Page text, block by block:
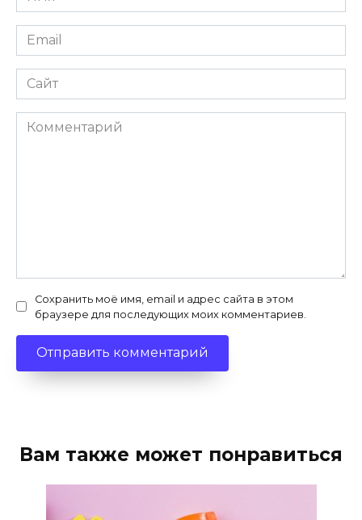
Email
Сайт
Комментарий
Сохранить моё имя, email и адрес сайта в этом
браузере для последующих моих комментариев.
Вам также может понравиться